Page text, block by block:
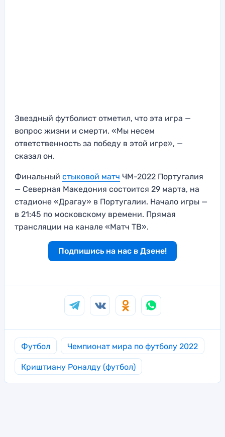
Звездный футболист отметил, что эта игра —
вопрос жизни и смерти. «Мы несем
ответственность за победу в этой игре», —
сказал он.
Финальный стыковой матч ЧМ-2022 Португалия
— Северная Македония состоится 29 марта, на
стадионе «Драгау» в Португалии. Начало игры —
в 21:45 по московскому времени. Прямая
трансляции на канале «Матч ТВ».
Подпишись на нас в Дзене!
Футбол Чемпионат мира по футболу 2022
Криштиану Роналду (футбол)